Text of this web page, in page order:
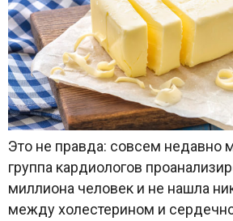
Это не правда: совсем недавно
группа кардиологов
миллиона человек и не нашла
между холестерином и